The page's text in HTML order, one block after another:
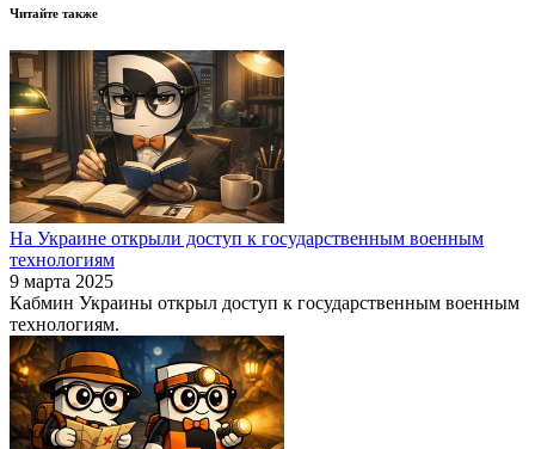
Читайте также
На Украине открыли доступ к государственным военным
технологиям
9 марта 2025
Кабмин Украины открыл доступ к государственным военным
технологиям.